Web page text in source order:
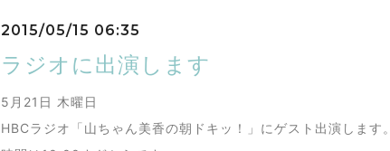
2015/05/15 06:35
ラジオに出演します
5月21日 木曜日
HBCラジオ「山ちゃん美香の朝ドキッ！」にゲスト出演します。